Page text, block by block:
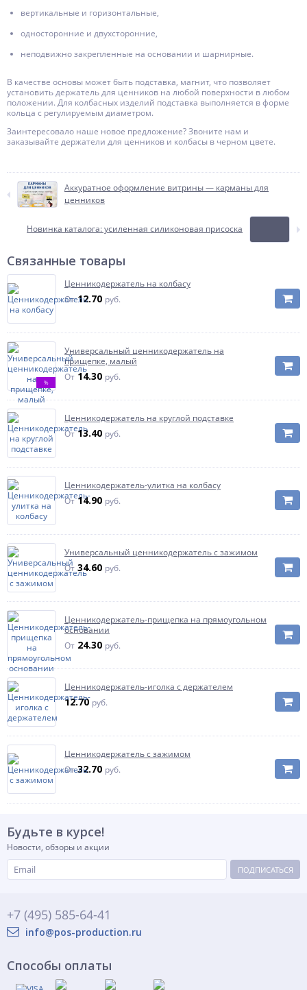
вертикальные и горизонтальные,
односторонние и двухсторонние,
неподвижно закрепленные на основании и шарнирные.
В качестве основы может быть подставка, магнит, что позволяет
установить держатель для ценников на любой поверхности в любом
положении. Для колбасных изделий подставка выполняется в форме
кольца с регулируемым диаметром.
Заинтересовало наше новое предложение? Звоните нам и
заказывайте держатели для ценников и колбасы в черном цвете.
Аккуратное оформление витрины — карманы для
ценников
Новинка каталога: усиленная силиконовая присоска
Связанные товары
Ценникодержатель на колбасу
От12.70 руб.
%
Универсальный ценникодержатель на
прищепке, малый
От14.30 руб.
Ценникодержатель на круглой подставке
От13.40 руб.
Ценникодержатель-улитка на колбасу
От14.90 руб.
Универсальный ценникодержатель с зажимом
От 34.60 руб.
Ценникодержатель-прищепка на прямоугольном
основании
От 24.30 руб.
Ценникодержатель-иголка с держателем
12.70руб.
Ценникодержатель с зажимом
От32.70 руб.
Будьте в курсе!
Новости, обзоры и акции
ПОДПИСАТЬСЯ
+7 (495) 585-64-41
info@pos-production.ru
Способы оплаты